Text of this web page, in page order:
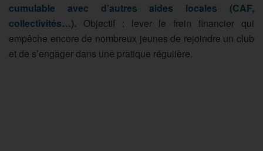
cumulable avec d’autres aides locales (CAF,
collectivités…). Objectif : lever le frein financier qui
empêche encore de nombreux jeunes de rejoindre un club
et de s’engager dans une pratique régulière.